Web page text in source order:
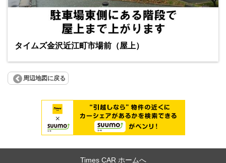
タイムズ金沢近江町市場前（屋上）
周辺地図に戻る
Times CAR ホームへ